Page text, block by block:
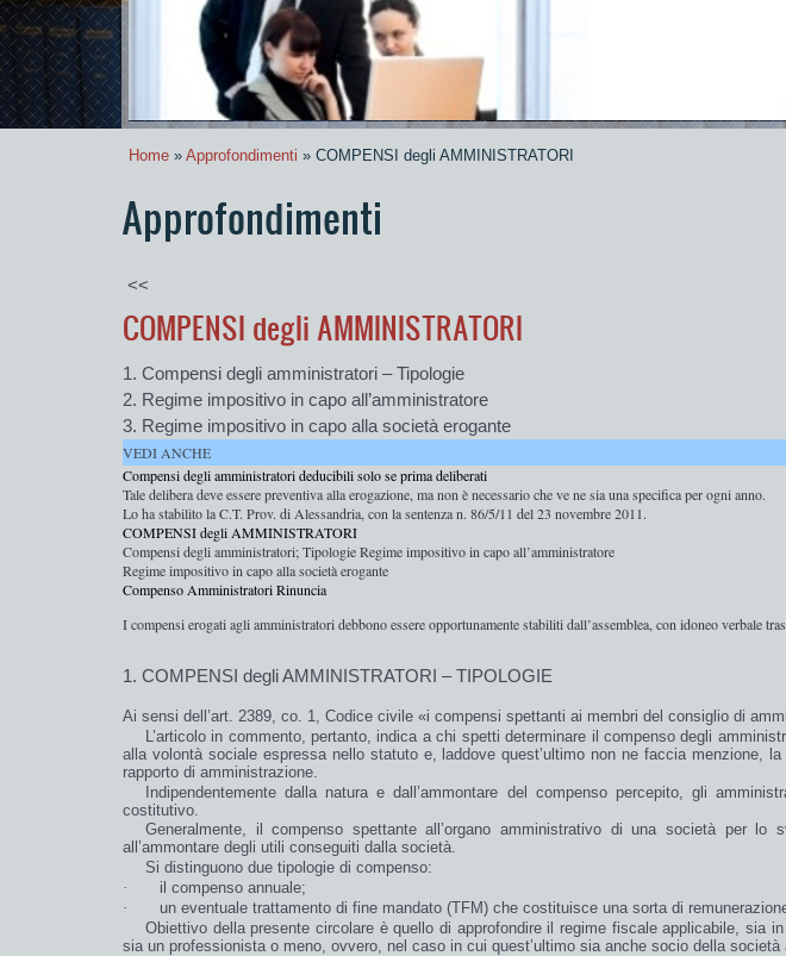
Home » Approfondimenti » COMPENSI degli AMMINISTRATORI
Approfondimenti
<<
COMPENSI degli AMMINISTRATORI
Compensi degli amministratori – Tipologie
Regime impositivo in capo all’amministratore
Regime impositivo in capo alla società erogante
VEDI ANCHE
Compensi degli amministratori deducibili solo se prima deliberati
Tale delibera deve essere preventiva alla erogazione, ma non è necessario che ve ne sia una specifica per ogni anno.
Lo ha stabilito la C.T. Prov. di Alessandria, con la sentenza n. 86/5/11 del 23 novembre 2011.
COMPENSI degli AMMINISTRATORI
Compensi degli amministratori; Tipologie Regime impositivo in capo all’amministratore
Regime impositivo in capo alla società erogante
Compenso Amministratori Rinuncia
I compensi erogati agli amministratori debbono essere opportunamente stabiliti dall’assemblea, con idoneo verbale
1. COMPENSI degli AMMINISTRATORI – TIPOLOGIE
Ai sensi dell’art. 2389, co. 1, Codice civile «i compensi spettanti ai membri del consiglio di
L’articolo in commento, pertanto, indica a chi spettideterminare il compensodegli
alla volontà sociale espressa nello statuto e, laddove quest’ultimo non ne faccia menzione,
rapporto di amministrazione.
Indipendentemente dalla natura e dall’ammontare del compenso percepito, gli
costitutivo
Generalmente, il compenso spettante all’organo amministrativo di una società per lo
all’ammontare degli utili conseguiti dalla società.
Si distinguono due tipologie di compenso:
·
il compenso annuale;
·
un eventuale trattamento di fine mandato (TFM) che costituisce una sorta di
Obiettivo della presente circolare è quello di approfondire il regime fiscaleapplicabile, sia in
sia un professionista o meno, ovvero, nel caso in cui quest’ultimo sia anche socio della